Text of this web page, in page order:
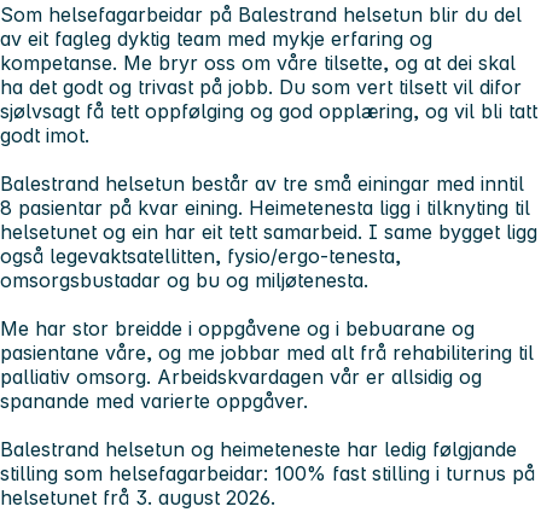
Som helsefagarbeidar på Balestrand helsetun blir du del
av eit fagleg dyktig team med mykje erfaring og
kompetanse. Me bryr oss om våre tilsette, og at dei skal
ha det godt og trivast på jobb. Du som vert tilsett vil difor
sjølvsagt få tett oppfølging og god opplæring, og vil bli tatt
godt imot.
Balestrand helsetun består av tre små einingar med inntil
8 pasientar på kvar eining. Heimetenesta ligg i tilknyting til
helsetunet og ein har eit tett samarbeid. I same bygget ligg
også legevaktsatellitten, fysio/ergo-tenesta,
omsorgsbustadar og bu og miljøtenesta.
Me har stor breidde i oppgåvene og i bebuarane og
pasientane våre, og me jobbar med alt frå rehabilitering til
palliativ omsorg. Arbeidskvardagen vår er allsidig og
spanande med varierte oppgåver.
Balestrand helsetun og heimeteneste har ledig følgjande
stilling som helsefagarbeidar: 100% fast stilling i turnus på
helsetunet frå 3. august 2026.